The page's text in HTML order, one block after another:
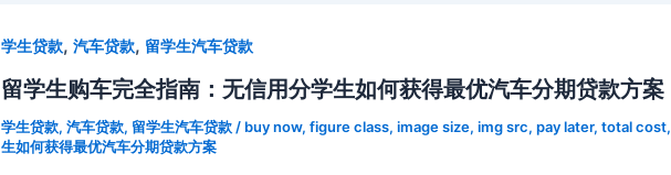
学生贷款, 汽车贷款, 留学生汽车贷款
留学生购车完全指南：无信用分学生如何获得最优汽车分期贷款方案
学生贷款, 汽车贷款, 留学生汽车贷款 / buy now, figure class, image size, img src, pay later, total cost,
生如何获得最优汽车分期贷款方案